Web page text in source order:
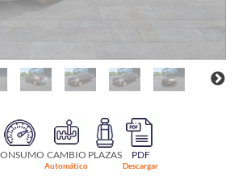
CAMBIO
Automático
PLAZAS PDF
Descargar